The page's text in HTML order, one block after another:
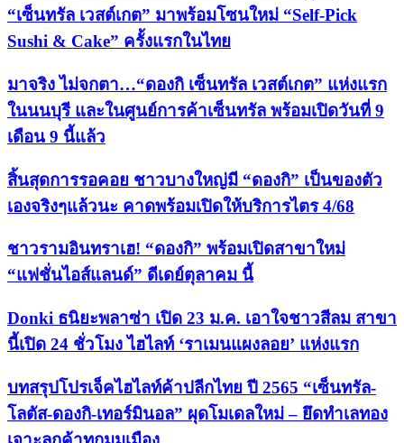
“เซ็นทรัล เวสต์เกต” มาพร้อมโซนใหม่ “Self-Pick
Sushi & Cake” ครั้งแรกในไทย
มาจริง ไม่จกตา…“ดองกิ เซ็นทรัล เวสต์เกต” แห่งแรก
ในนนบุรี และในศูนย์การค้าเซ็นทรัล พร้อมเปิดวันที่ 9
เดือน 9 นี้แล้ว
สิ้นสุดการรอคอย ชาวบางใหญ่มี “ดองกิ” เป็นของตัว
เองจริงๆแล้วนะ คาดพร้อมเปิดให้บริการไตร 4/68
ชาวรามอินทราเฮ! “ดองกิ” พร้อมเปิดสาขาใหม่
“แฟชั่นไอส์แลนด์” ดีเดย์ตุลาคม นี้
Donki ธนิยะพลาซ่า เปิด 23 ม.ค. เอาใจชาวสีลม สาขา
นี้เปิด 24 ชั่วโมง ไฮไลท์ ‘ราเมนแผงลอย’ แห่งแรก
บทสรุปโปรเจ็คไฮไลท์ค้าปลีกไทย ปี 2565 “เซ็นทรัล-
โลตัส-ดองกิ-เทอร์มินอล” ผุดโมเดลใหม่ – ยึดทำเลทอง